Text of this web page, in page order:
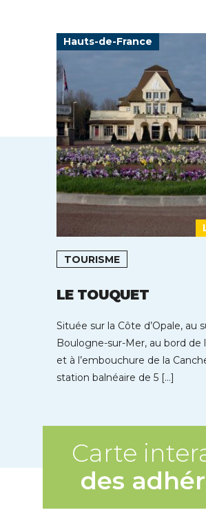
Hauts-de-France
TOURISME
LE TOUQUET
Située sur la Côte d’Opale, au
Boulogne-sur-Mer, au bord de
et à l’embouchure de la
station balnéaire de 5 […]
Carte
des